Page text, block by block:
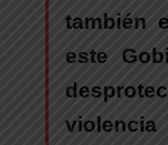
también
este